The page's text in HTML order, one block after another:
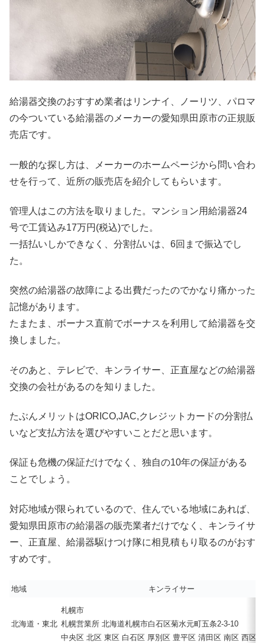
給湯器交換のおすすめ業者はリンナイ、ノーリツ、パロマ
の今ついている給湯器のメーカーの愛知県田原市の正規販
売店です。
一般的な探し方は、メーカーのホームページから問い合わ
せを行って、近所の販売店を紹介してもらいます。
管理人はこの方法を取りました。マンション用給湯器24
号で工賃込み17万円(税込)でした。
一括払いしかできなく、分割払いは、6回まで振込でし
た。
突然の給湯器の故障による出費だったのでかなり痛かった
記憶があります。
たまたま、ボーナス直前でボーナスを利用して給湯器を交
換しました。
そのあと、テレビで、キンライサー、正直屋などの給湯器
交換の会社があるのを知りました。
たぶんメリットはORICO,JAC,クレジットカードの分割払
いなど支払方法を選びやすいことだと思います。
保証も危機の保証だけでなく、独自の10年の保証がある
ことでしょう。
対応地域が限られているので、住んでいる地域にあれば、
愛知県田原市の給湯器の販売業者だけでなく、キンライサ
ー、正直屋、給湯器駆けつけ隊に相見積もり取るのがおす
すめです。
地域 キンライサー
北海道・東北
札幌市
札幌営業所 北海道札幌市白石区菊水元町五条2-3-10
中央区 北区 東区 白石区 厚別区 豊平区 清田区 南区 西区